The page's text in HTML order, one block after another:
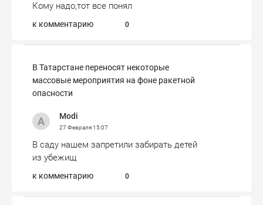
Кому надо,тот все понял
к комментарию 0
В Татарстане переносят некоторые
массовые мероприятия на фоне ракетной
опасности
Modi
27 Февраля15:07
В саду нашем запретили забирать детей
из убежищ
к комментарию 0